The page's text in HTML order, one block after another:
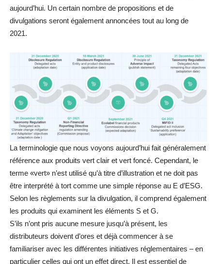
aujourd’hui. Un certain nombre de propositions et de
divulgations seront également annoncées tout au long de
2021.
La terminologie que nous voyons aujourd’hui fait généralement
référence aux produits vert clair et vert foncé. Cependant, le
terme «vert» n’est utilisé qu’à titre d’illustration et ne doit pas
être interprété à tort comme une simple réponse au E d’ESG.
Selon les règlements sur la divulgation, il comprend également
les produits qui examinent les éléments S et G.
S’ils n’ont pris aucune mesure jusqu’à présent, les
distributeurs doivent d’ores et déjà commencer à se
familiariser avec les différentes initiatives réglementaires – en
particulier celles qui ont un effet direct. Il est essentiel de